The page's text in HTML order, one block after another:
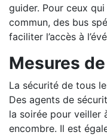
guider. Pour ceux
commun, des bus
faciliter l’accès à
Mesures
La sécurité de tous
Des agents de
la soirée pour veiller
encombre. Il est